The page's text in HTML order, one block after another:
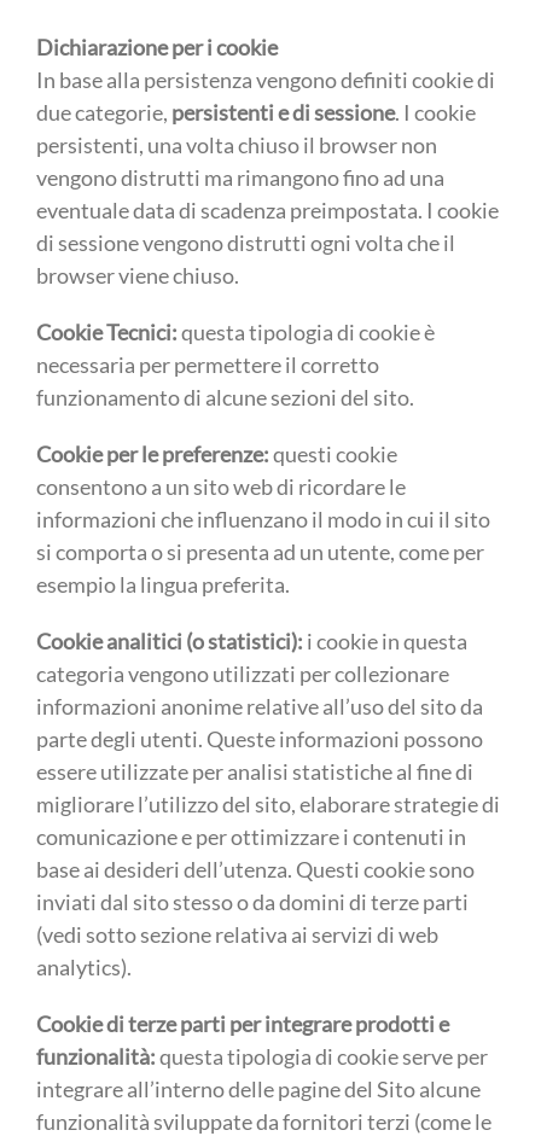
Dichiarazione per i cookie
In base alla persistenza vengono definiti cookie di
due categorie, persistenti e di sessione. I cookie
persistenti, una volta chiuso il browser non
vengono distrutti ma rimangono fino ad una
eventuale data di scadenza preimpostata. I cookie
di sessione vengono distrutti ogni volta che il
browser viene chiuso.
Cookie Tecnici:questa tipologia di cookie è
necessaria per permettere il corretto
funzionamento di alcune sezioni del sito.
Cookie per le preferenze:questi cookie
consentono a un sito web di ricordare le
informazioni che influenzano il modo in cui il sito
si comporta o si presenta ad un utente, come per
esempio la lingua preferita.
Cookie analitici (o statistici): i cookie in questa
categoria vengono utilizzati per collezionare
informazioni anonime relative all’uso del sito da
parte degli utenti. Queste informazioni possono
essere utilizzate per analisi statistiche al fine di
migliorare l’utilizzo del sito, elaborare strategie di
comunicazione e per ottimizzare i contenuti in
base ai desideri dell’utenza. Questi cookie sono
inviati dal sito stesso o da domini di terze parti
(vedi sotto sezione relativa ai servizi di web
analytics).
Cookie di terze parti per integrare prodotti e
funzionalità:questa tipologia di cookie serve per
integrare all’interno delle pagine del Sito alcune
funzionalità sviluppate da fornitori terzi (come le